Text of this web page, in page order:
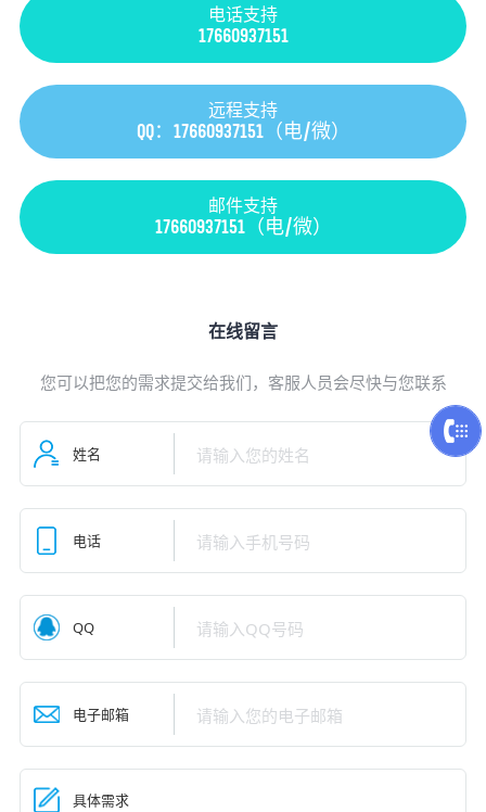
电话支持
17660937151
远程支持
QQ：17660937151（电/微）
邮件支持
17660937151（电/微）
在线留言
您可以把您的需求提交给我们，客服人员会尽快与您联系
姓名
电话
QQ
电子邮箱
具体需求